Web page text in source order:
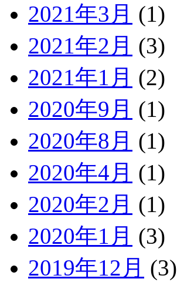
2021年3月 (1)
2021年2月 (3)
2021年1月 (2)
2020年9月 (1)
2020年8月 (1)
2020年4月 (1)
2020年2月 (1)
2020年1月 (3)
2019年12月 (3)